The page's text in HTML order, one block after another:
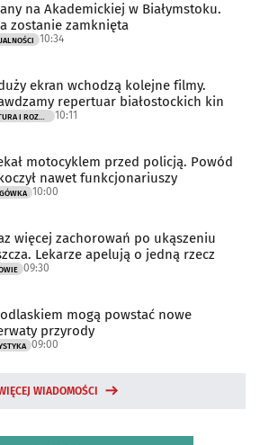
na Akademickiej w Białymstoku.
zostanie zamknięta
10:34
ekran wchodzą kolejne filmy.
repertuar białostockich kin
KULTURA I ROZRYWKA 10:11
motocyklem przed policją. Powód
nawet funkcjonariuszy
10:00
więcej zachorowań po ukąszeniu
Lekarze apelują o jedną rzecz
09:30
mogą powstać nowe
przyrody
09:00
WIADOMOŚCI